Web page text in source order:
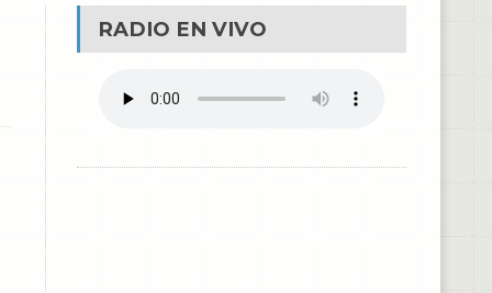
RADIO EN VIVO